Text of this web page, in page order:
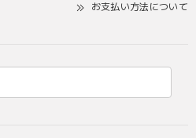
お支払い方法について